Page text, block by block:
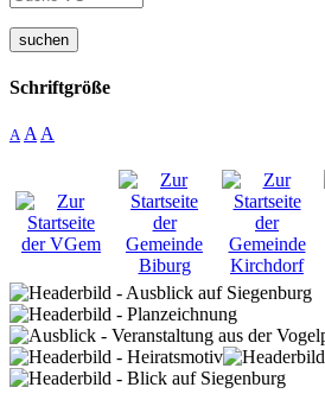
suchen
Schriftgröße
A A A